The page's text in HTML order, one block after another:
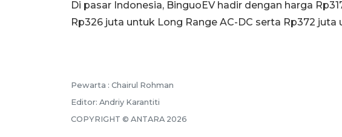
Di pasar Indonesia, BinguoEV hadir dengan harga
Rp326 juta untuk Long Range AC-DC serta Rp372
Pewarta : Chairul Rohman
Editor: Andriy Karantiti
COPYRIGHT © ANTARA 2026